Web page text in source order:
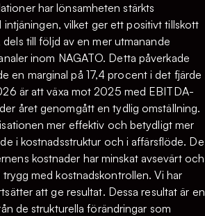
har lönsamheten stärkts
intjäningen, vilket ger ett positivt tillskott
till följd av en mer utmanande
inom NAGATO. Detta påverkade
en marginal på 17,4 procent i det fjärde
är att växa mot 2025 med EBITDA-
året genomgått en tydlig omställning.
mer effektiv och betydligt mer
i kostnadsstruktur och i affärsflöde. De
kostnader har minskat avsevärt och
med kostnadskontrollen. Vi har
att ge resultat. Dessa resultat är en
de strukturella förändringar som